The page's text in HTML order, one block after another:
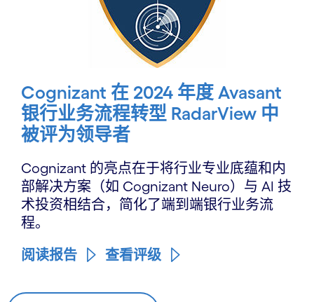
Cognizant 在 2024 年度 Avasant
银行业务流程转型 RadarView 中
被评为领导者
Cognizant 的亮点在于将行业专业底蕴和内
部解决方案（如 Cognizant Neuro）与 AI 技
术投资相结合，简化了端到端银行业务流
程。
阅读报告 查看评级